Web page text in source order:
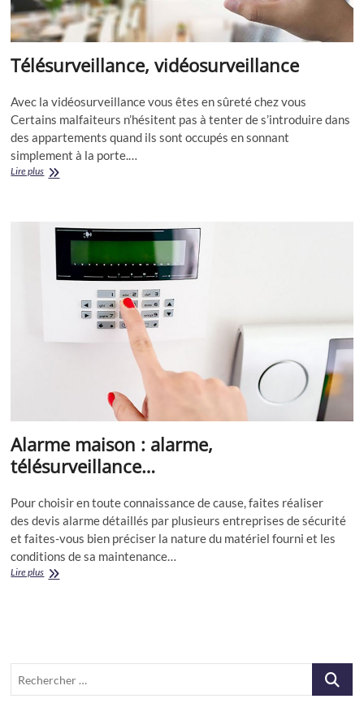
Télésurveillance, vidéosurveillance
Avec la vidéosurveillance vous êtes en sûreté chez vous
Certains malfaiteurs n’hésitent pas à tenter de s’introduire dans
des appartements quand ils sont occupés en sonnant
simplement à la porte.…
Lire plusTélésurveillance,
Alarme maison : alarme,
télésurveillance…
Pour choisir en toute connaissance de cause, faites réaliser
des devis alarme détaillés par plusieurs entreprises de sécurité
et faites-vous bien préciser la nature du matériel fourni et les
conditions de sa maintenance…
Lire plusAlarme